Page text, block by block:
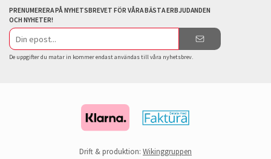
PRENUMERERA PÅ NYHETSBREVET FÖR VÅRA BÄSTA ERBJUDANDEN
OCH NYHETER!
E-
postadress
De uppgifter du matar in kommer endast användas till våra nyhetsbrev.
Drift & produktion: Wikinggruppen